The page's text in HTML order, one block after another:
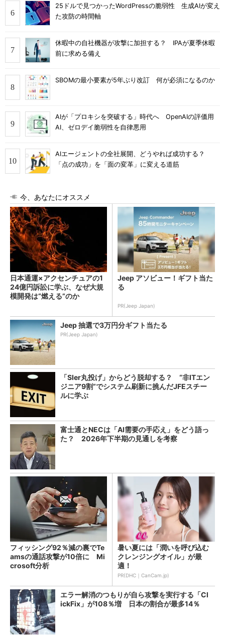
25ドルで見つかったWordPressの脆弱性 生成AIが変え
た攻防の時間軸
休暇中の自社機器が攻撃に加担する？ IPAが夏季休暇
前に求める備え
SBOMの最小要素が5年ぶり改訂 何が必須になるのか
AIが「プロキシを突破する」時代へ OpenAIの評価用
AI、ゼロデイ脆弱性を自律悪用
AIエージェントの全社展開、どうやれば成功する？
「点の成功」を「面の変革」に変える道筋
今、あなたにオススメ
日本通運×アクセンチュアの1
24億円訴訟に学ぶ、なぜ大規
模開発は“燃える”のか
Jeep アソビュー！ギフト当た
る
PR(Jeep Japan)
Jeep 抽選で3万円分ギフト当たる
PR(Jeep Japan)
「SIer丸投げ」からどう脱却する？ “非ITエン
ジニア9割”でシステム刷新に挑んだJFEスチー
ルに学ぶ
富士通とNECは「AI需要の手応え」をどう語っ
た？ 2026年下半期の見通しを考察
フィッシング92％減の裏でTe
amsの通話攻撃が10倍に Mi
crosoft分析
暑い夏には「潤いを呼び込む
クレンジングオイル」が最
適！
PR(DHC｜CanCam.jp)
エラー解消のつもりが自ら攻撃を実行する「Cl
ickFix」が108％増 日本の割合が最多14％